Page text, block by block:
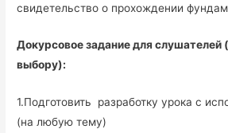
свидетельство о прохождении
Докурсовое задание для слушателей
выбору):
1.Подготовить разработку урока с
(на любую тему)